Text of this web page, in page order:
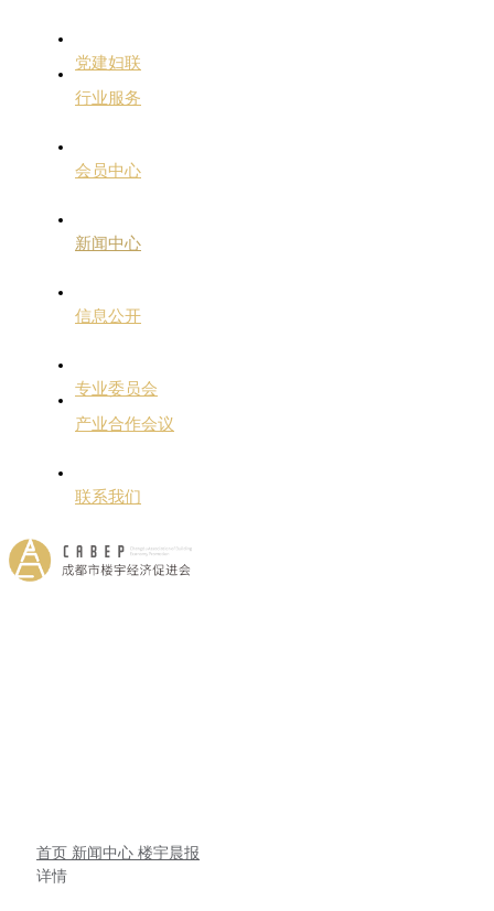
党建妇联
行业服务
会员中心
新闻中心
信息公开
专业委员会
产业合作会议
联系我们
首页 新闻中心 楼宇晨报
详情